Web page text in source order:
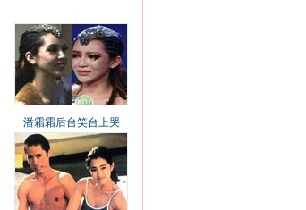
潘霜霜后台笑台上哭